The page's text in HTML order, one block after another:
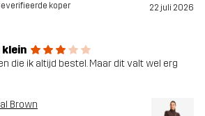
koper 22 juli 2026
klein
die ik altijd bestel. Maar dit valt wel erg
Brown